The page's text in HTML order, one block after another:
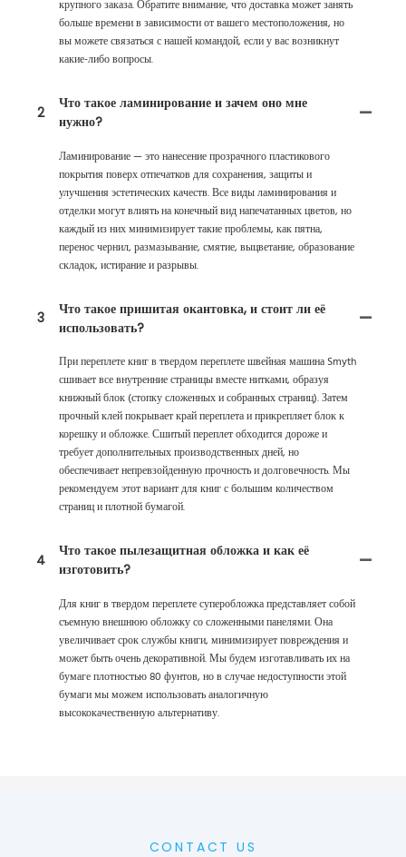
крупного заказа. Обратите внимание, что доставка может занять
больше времени в зависимости от вашего местоположения, но
вы можете связаться с нашей командой, если у вас возникнут
какие-либо вопросы.
2
Что такое ламинирование и зачем оно мне
нужно?
Ламинирование — это нанесение прозрачного пластикового
покрытия поверх отпечатков для сохранения, защиты и
улучшения эстетических качеств. Все виды ламинирования и
отделки могут влиять на конечный вид напечатанных цветов, но
каждый из них минимизирует такие проблемы, как пятна,
перенос чернил, размазывание, смятие, выцветание, образование
складок, истирание и разрывы.
3
Что такое пришитая окантовка, и стоит ли её
использовать?
При переплете книг в твердом переплете швейная машина Smyth
сшивает все внутренние страницы вместе нитками, образуя
книжный блок (стопку сложенных и собранных страниц). Затем
прочный клей покрывает край переплета и прикрепляет блок к
корешку и обложке. Сшитый переплет обходится дороже и
требует дополнительных производственных дней, но
обеспечивает непревзойденную прочность и долговечность. Мы
рекомендуем этот вариант для книг с большим количеством
страниц и плотной бумагой.
4
Что такое пылезащитная обложка и как её
изготовить?
Для книг в твердом переплете суперобложка представляет собой
съемную внешнюю обложку со сложенными панелями. Она
увеличивает срок службы книги, минимизирует повреждения и
может быть очень декоративной. Мы будем изготавливать их на
бумаге плотностью 80 фунтов, но в случае недоступности этой
бумаги мы можем использовать аналогичную
высококачественную альтернативу.
CONTACT US